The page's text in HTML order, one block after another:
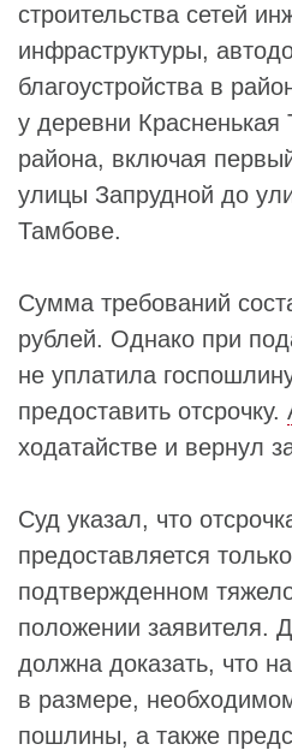
строительства сетей
инфраструктуры,
благоустройства в
у деревни Красненькая
района, включая
улицы Запрудной до
Тамбове.
Сумма требований
рублей. Однако при
не уплатила
предоставить отсрочку.
ходатайстве и вернул
Суд указал, что
предоставляется
подтвержденном
положении заявителя.
должна доказать, что
в размере,
пошлины, а также